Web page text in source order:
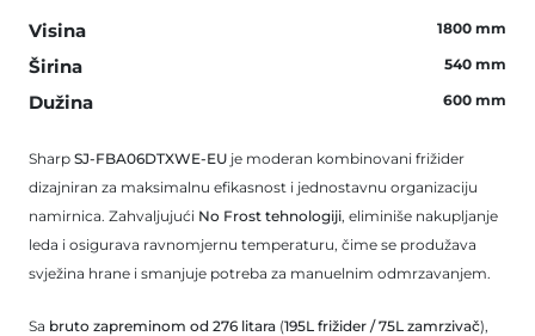
Visina 1800 mm
Širina 540 mm
Dužina 600 mm
Sharp SJ-FBA06DTXWE-EU je moderan kombinovani frižider
dizajniran za maksimalnu efikasnost i jednostavnu organizaciju
namirnica. Zahvaljujući No Frost tehnologiji, eliminiše nakupljanje
leda i osigurava ravnomjernu temperaturu, čime se produžava
svježina hrane i smanjuje potreba za manuelnim odmrzavanjem.
Sa bruto zapreminom od 276 litara (195L frižider / 75L zamrzivač),